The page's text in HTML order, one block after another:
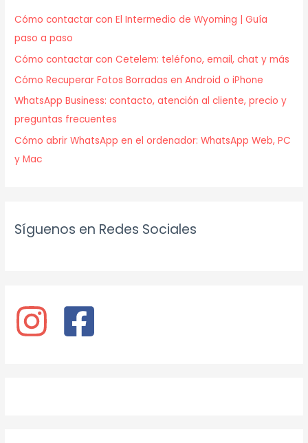
Cómo contactar con El Intermedio de Wyoming | Guía
paso a paso
Cómo contactar con Cetelem: teléfono, email, chat y más
Cómo Recuperar Fotos Borradas en Android o iPhone
WhatsApp Business: contacto, atención al cliente, precio y
preguntas frecuentes
Cómo abrir WhatsApp en el ordenador: WhatsApp Web, PC
y Mac
Síguenos en Redes Sociales